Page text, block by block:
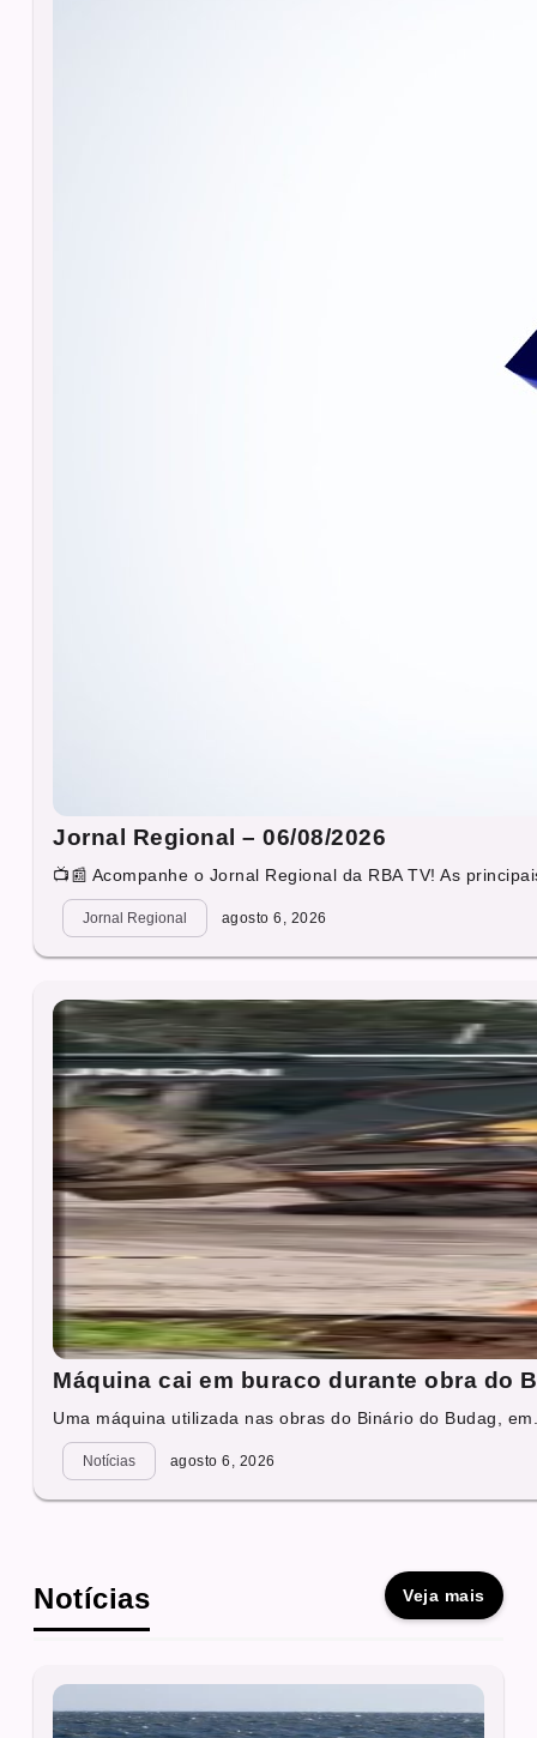
Jornal Regional – 06/08/2026
📺📰 Acompanhe o Jornal Regional da RBA TV! As
Jornal Regional agosto 6, 2026
Máquina cai em buraco durante obra do
Uma máquina utilizada nas obras do Binário do Budag,
Notícias agosto 6, 2026
Notícias Veja mais